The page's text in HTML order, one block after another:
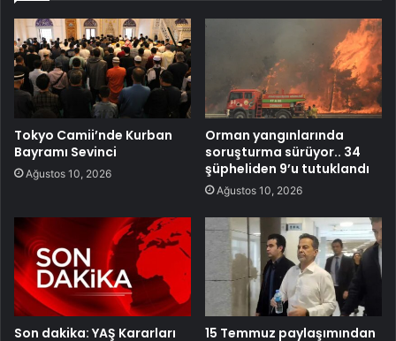
Tokyo Camii’nde Kurban
Bayramı Sevinci
Ağustos 10, 2026
Orman yangınlarında
soruşturma sürüyor.. 34
şüpheliden 9’u tutuklandı
Ağustos 10, 2026
Son dakika: YAŞ Kararları 15 Temmuz paylaşımından